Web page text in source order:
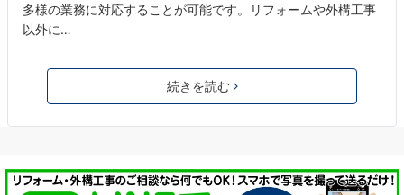
多様の業務に対応することが可能です。リフォームや外構工事
以外に…
続きを読む